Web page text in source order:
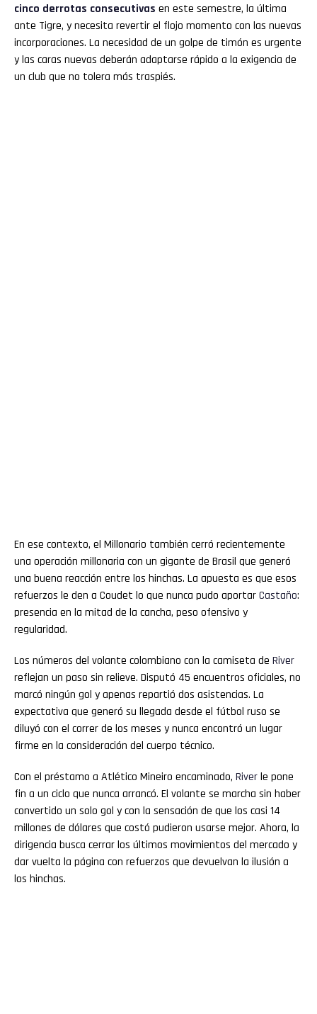
cinco derrotas consecutivas en este semestre, la última
ante Tigre, y necesita revertir el flojo momento con las nuevas
incorporaciones. La necesidad de un golpe de timón es urgente
y las caras nuevas deberán adaptarse rápido a la exigencia de
un club que no tolera más traspiés.
En ese contexto, el Millonario también cerró recientemente
una operación millonaria con un gigante de Brasil que generó
una buena reacción entre los hinchas. La apuesta es que esos
refuerzos le den a Coudet lo que nunca pudo aportarCastaño:
presencia en la mitad de la cancha, peso ofensivo y
regularidad.
Los números del volante colombiano con la camiseta de River
reflejan un paso sin relieve. Disputó 45 encuentros oficiales, no
marcó ningún gol y apenas repartió dos asistencias. La
expectativa que generó su llegada desde el fútbol ruso se
diluyó con el correr de los meses y nunca encontró un lugar
firme en la consideración del cuerpo técnico.
Con el préstamo a Atlético Mineiro encaminado, Riverle pone
fin a un ciclo que nunca arrancó. El volante se marcha sin haber
convertido un solo gol y con la sensación de que los casi 14
millones de dólares que costó pudieron usarse mejor. Ahora, la
dirigencia busca cerrar los últimos movimientos del mercado y
dar vuelta la página con refuerzos que devuelvan la ilusión a
los hinchas.